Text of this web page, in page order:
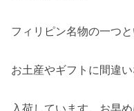
フィリピン名物の一つ
お土産やギフトに間違
入荷しています。お早め